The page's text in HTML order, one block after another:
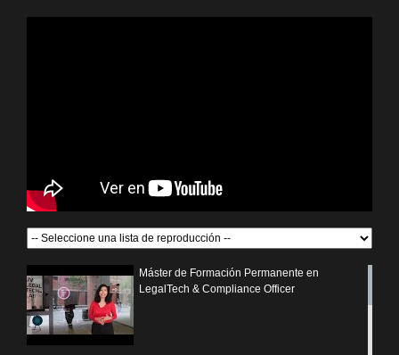
Máster de Formación Permanente en
LegalTech & Compliance Officer